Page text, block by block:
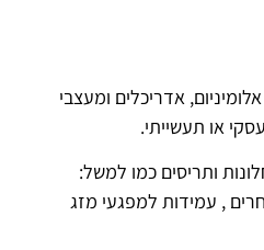
אדריכלים ומעצבי
או תעשייתי.
ותריסים כמו למשל:
, עמידות למפגעי מזג